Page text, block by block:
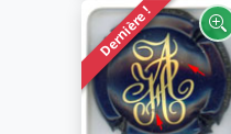
Dernière !